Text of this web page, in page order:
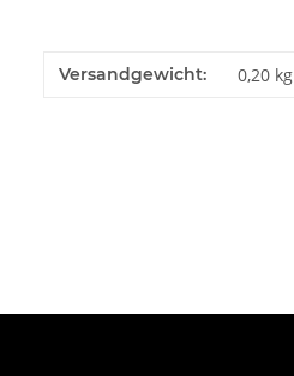
Versandgewicht: 0,20 kg